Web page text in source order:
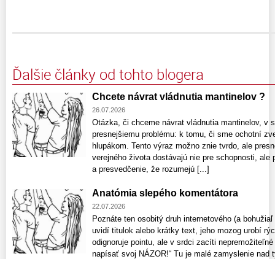
Ďalšie články od tohto blogera
Chcete návrat vládnutia mantinelov ?
26.07.2026
Otázka, či chceme návrat vládnutia mantinelov, v
presnejšiemu problému: k tomu, či sme ochotní
hlupákom. Tento výraz možno znie tvrdo, ale
verejného života dostávajú nie pre schopnosti, ale
a presvedčenie, že rozumejú [...]
Anatómia slepého komentátora
22.07.2026
Poznáte ten osobitý druh internetového (a
uvidí titulok alebo krátky text, jeho mozog urobí
odignoruje pointu, ale v srdci zacíti
napísať svoj NÁZOR!“ Tu je malé zamyslenie